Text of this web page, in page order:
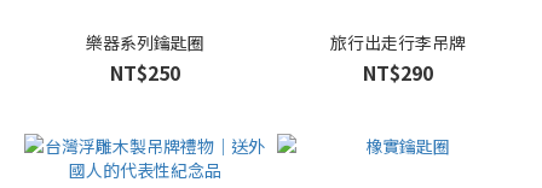
樂器系列鑰匙圈
NT$250
旅行出走行李吊牌
NT$290